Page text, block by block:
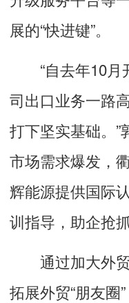
展的“快进键”。
“自去年10月
司出口业务一路
打下坚实基础。
市场需求爆发，
辉能源提供国际
训指导，助企抢抓
通过加大外贸
拓展外贸“朋友圈